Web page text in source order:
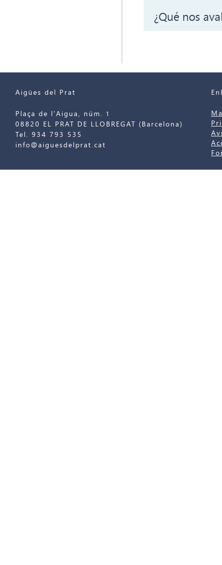
¿Qué nos
Aigües del Prat
Plaça de l'Aigua, núm. 1
08820 EL PRAT DE LLOBREGAT (Barcelona)
Tel. 934 793 535
info@aiguesdelprat.cat